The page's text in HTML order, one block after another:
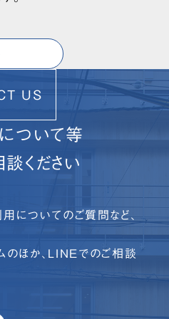
US
ついて等
ください
についてのご質問など、
のほか、LINEでのご相談